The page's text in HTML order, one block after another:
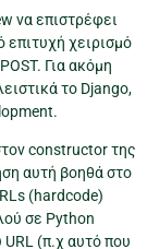
να επιστρέφει
επιτυχή χειρισμό
Για ακόμη
το Django,
constructor της
αυτή βοηθά στο
(hardcode)
σε Python
URL (π.χ αυτό που